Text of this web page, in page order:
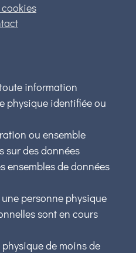
information
physique identifiée ou
ou ensemble
sur des données
ensembles de données
personne physique
sont en cours
de moins de